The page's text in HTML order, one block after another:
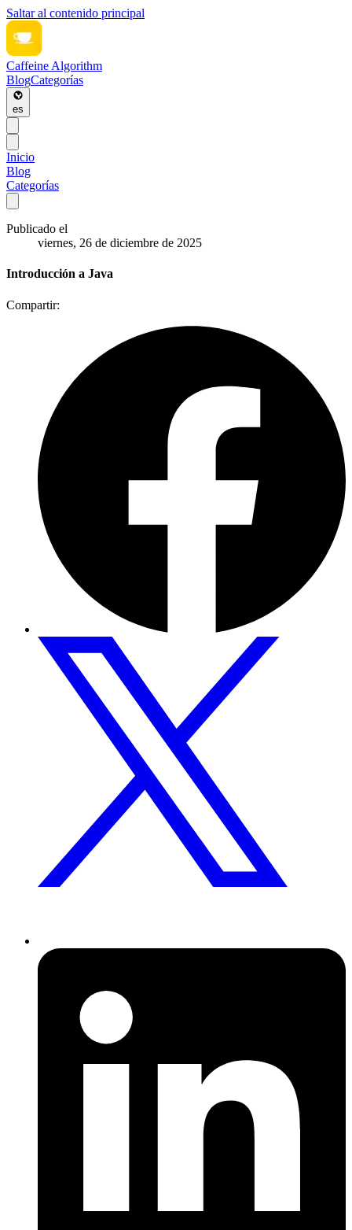
Saltar al contenido principal
Caffeine Algorithm
BlogCategorías
es
Inicio
Blog
Categorías
Publicado el
viernes, 26 de diciembre de 2025
Introducción a Java
Compartir: